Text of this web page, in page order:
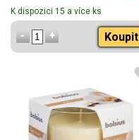
K dispozici 15 a více ks
Koupit